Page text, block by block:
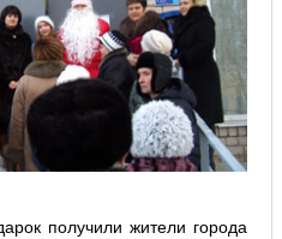
получили жители города